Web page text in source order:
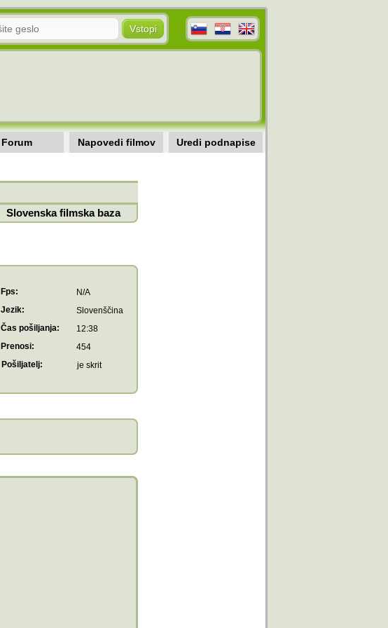
Forum Napovedi filmov Uredi podnapise
Slovenska filmska baza
Fps:
N/A
Jezik:
Slovenščina
Čas pošiljanja:
12:38
Prenosi:
454
Pošiljatelj:
je skrit